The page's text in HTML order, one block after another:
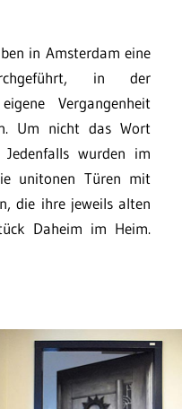
in Amsterdam eine
in der
Vergangenheit
Um nicht das Wort
wurden im
unitonen Türen mit
die ihre jeweils alten
Daheim im Heim.